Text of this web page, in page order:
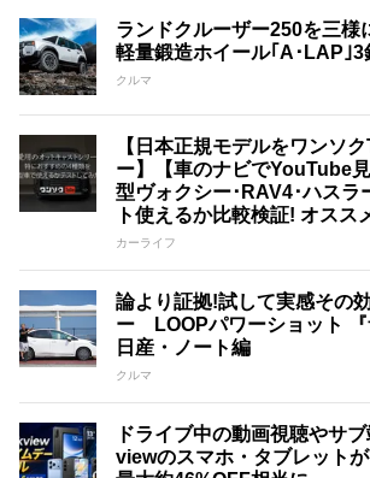
ランドクルーザー250を三様
軽量鍛造ホイール｢A･LAP｣3
クルマ
【日本正規モデルをワンソ
ー】【車のナビでYouTube
型ヴォクシー･RAV4･ハスラ
ト使えるか比較検証! オスス
カーライフ
論より証拠!試して実感その
ー LOOPパワーショット 『
日産・ノート編
クルマ
ドライブ中の動画視聴やサ
viewのスマホ・タブレット